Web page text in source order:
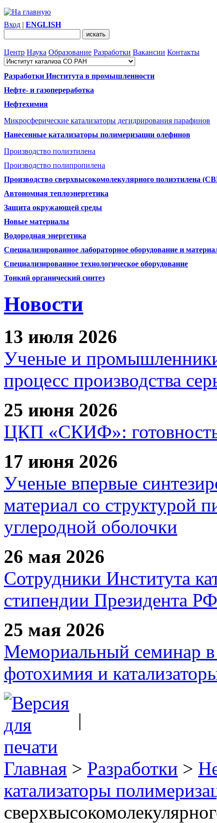
Вход | ENGLISH
Центр Наука Образование Разработки Вакансии Контакты
Разработки Института в промышленности
Нефте- и газопереработка
Нефтехимия
Микросферические катализаторы дегидрирования парафинов
Нанесенные катализаторы полимеризации олефинов
Производство полиэтилена
Производство полипропилена
Производство сверхвысокомолекулярного полиэтилена
Автономная теплоэнергетика
Защита окружающей среды
Новые материалы
Водородная энергетика
Специализированное лабораторное оборудование и
Специализированное технологическое оборудование
Тонкий органический синтез
Новости
13 июля 2026
Ученые и
процесс производства
25 июня 2026
ЦКП «СКИФ»: готовность
17 июня 2026
Ученые впервые
материал со структурой
углеродной оболочки
26 мая 2026
Сотрудники Института
стипендии Президента РФ
25 мая 2026
Мемориальный семинар в
фотохимия и
|
Главная > Разработки >
катализаторы